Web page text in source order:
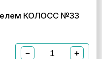
КОЛОСС №33
− +